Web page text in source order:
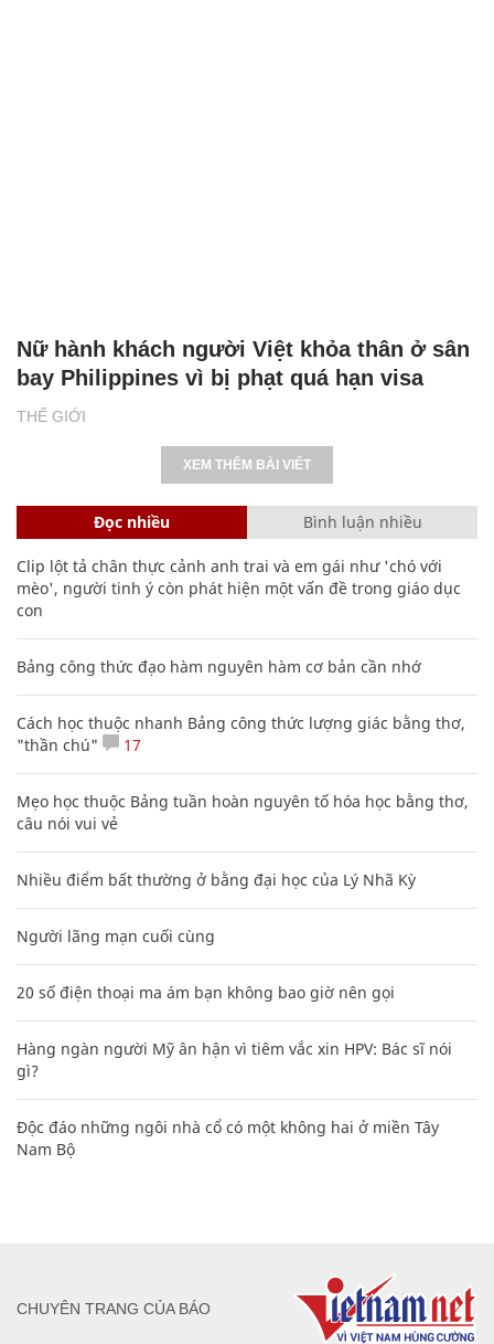
THẾ GIỚI
Nữ hành khách người Việt khỏa thân ở sân
bay Philippines vì bị phạt quá hạn visa
XEM THÊM BÀI VIẾT
Đọc nhiều Bình luận nhiều
Clip lột tả chân thực cảnh anh trai và em gái như 'chó với
mèo', người tinh ý còn phát hiện một vấn đề trong giáo dục
con
Bảng công thức đạo hàm nguyên hàm cơ bản cần nhớ
Cách học thuộc nhanh Bảng công thức lượng giác bằng thơ,
"thần chú"
17
Mẹo học thuộc Bảng tuần hoàn nguyên tố hóa học bằng thơ,
câu nói vui vẻ
Nhiều điểm bất thường ở bằng đại học của Lý Nhã Kỳ
Người lãng mạn cuối cùng
20 số điện thoại ma ám bạn không bao giờ nên gọi
Hàng ngàn người Mỹ ân hận vì tiêm vắc xin HPV: Bác sĩ nói
gì?
Độc đáo những ngôi nhà cổ có một không hai ở miền Tây
Nam Bộ
CHUYÊN TRANG CỦA BÁO